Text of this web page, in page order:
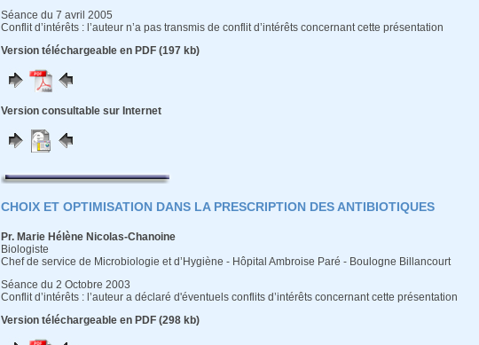
Séance du 7 avril 2005
Conflit d’intérêts : l’auteur n’a pas transmis de conflit d’intérêts concernant cette présentation
Version téléchargeable en PDF (197 kb)
Version consultable sur Internet
CHOIX ET OPTIMISATION DANS LA PRESCRIPTION DES ANTIBIOTIQUES
Pr. Marie Hélène Nicolas-Chanoine
Biologiste
Chef de service de Microbiologie et d’Hygiène - Hôpital Ambroise Paré - Boulogne Billancourt
Séance du 2 Octobre 2003
Conflit d’intérêts : l’auteur a déclaré d'éventuels conflits d’intérêts concernant cette présentation
Version téléchargeable en PDF (298 kb)